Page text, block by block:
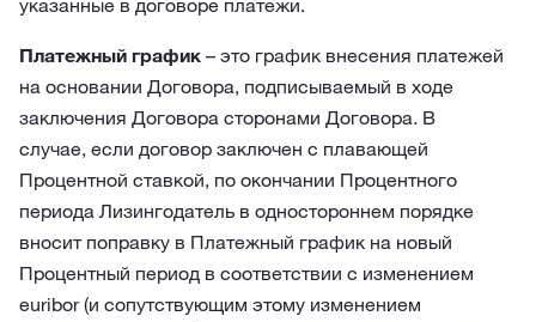
указанные в договоре платежи.
Платежный график – это график внесения платежей
на основании Договора, подписываемый в ходе
заключения Договора сторонами Договора. В
случае, если договор заключен с плавающей
Процентной ставкой, по окончании Процентного
периода Лизингодатель в одностороннем порядке
вносит поправку в Платежный график на новый
Процентный период в соответствии с изменением
euribor (и сопутствующим этому изменением